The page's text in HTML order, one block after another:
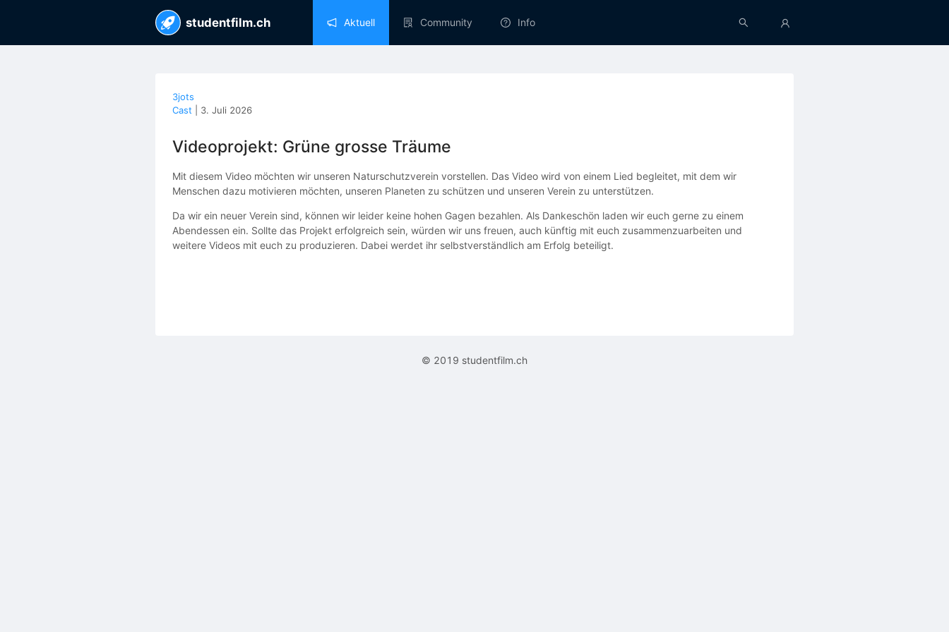
studentfilm.ch Aktuell Community Info
3jots
Cast
3. Juli 2026
Videoprojekt: Grüne grosse Träume
Mit diesem Video möchten wir unseren Naturschutzverein vorstellen. Das Video wird von einem Lied begleitet, mit dem wir
Menschen dazu motivieren möchten, unseren Planeten zu schützen und unseren Verein zu unterstützen.
Da wir ein neuer Verein sind, können wir leider keine hohen Gagen bezahlen. Als Dankeschön laden wir euch gerne zu einem
Abendessen ein. Sollte das Projekt erfolgreich sein, würden wir uns freuen, auch künftig mit euch zusammenzuarbeiten und
weitere Videos mit euch zu produzieren. Dabei werdet ihr selbstverständlich am Erfolg beteiligt.
© 2019 studentfilm.ch